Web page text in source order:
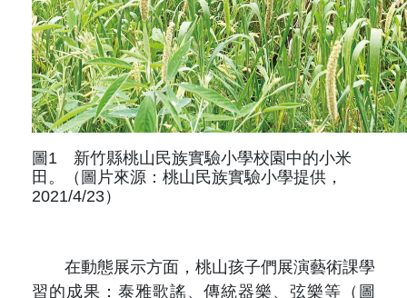
圖1 新竹縣桃山民族實驗小學校園中的小米
田。（圖片來源：桃山民族實驗小學提供，
2021/4/23）
在動態展示方面，桃山孩子們展演藝術課學
習的成果：泰雅歌謠、傳統器樂、弦樂等（圖